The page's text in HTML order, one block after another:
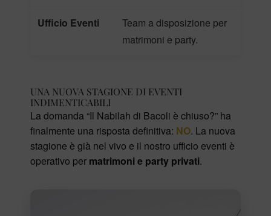
Ufficio Eventi
Team a disposizione per
matrimoni e party.
UNA NUOVA STAGIONE DI EVENTI
INDIMENTICABILI
La domanda “Il Nabilah di Bacoli è chiuso?” ha
finalmente una risposta definitiva: NO. La nuova
stagione è già nel vivo e il nostro ufficio eventi è
operativo per matrimoni e party privati.